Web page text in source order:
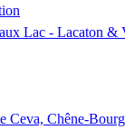
Lac - Lacaton &
Ceva, Chêne-